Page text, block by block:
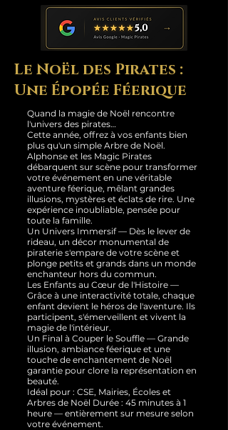
Le Noël des Pirates :
Une Épopée Féerique
Quand la magie de Noël rencontre
l'univers des pirates…
Cette année, offrez à vos enfants bien
plus qu'un simple Arbre de Noël.
Alphonse et les Magic Pirates
débarquent sur scène pour transformer
votre événement en une véritable
aventure féerique, mêlant grandes
illusions, mystères et éclats de rire. Une
expérience inoubliable, pensée pour
toute la famille.
Un Univers Immersif — Dès le lever de
rideau, un décor monumental de
piraterie s'empare de votre scène et
plonge petits et grands dans un monde
enchanteur hors du commun.
Les Enfants au Cœur de l'Histoire —
Grâce à une interactivité totale, chaque
enfant devient le héros de l'aventure. Ils
participent, s'émerveillent et vivent la
magie de l'intérieur.
Un Final à Couper le Souffle — Grande
illusion, ambiance féerique et une
touche de enchantement de Noël
garantie pour clore la représentation en
beauté.
Idéal pour : CSE, Mairies, Écoles et
Arbres de Noël Durée : 45 minutes à 1
heure — entièrement sur mesure selon
votre événement.